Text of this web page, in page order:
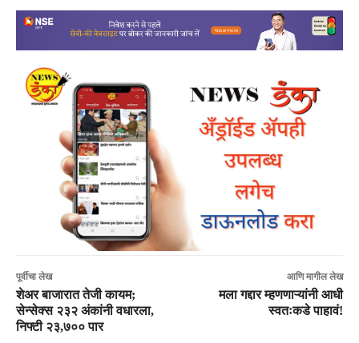
पूर्वीचा लेख
शेअर बाजारात तेजी कायम;
सेन्सेक्स २३२ अंकांनी वधारला,
निफ्टी २३,७०० पार
आणि मागील लेख
मला गद्दार म्हणणाऱ्यांनी आधी
स्वतःकडे पाहावं!